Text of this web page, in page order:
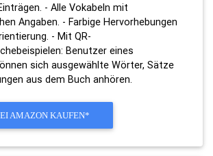
- Alle Vokabeln mit
Angaben. - Farbige Hervorhebungen
- Mit QR-
Benutzer eines
sich ausgewählte Wörter, Sätze
aus dem Buch anhören.
AMAZON KAUFEN*